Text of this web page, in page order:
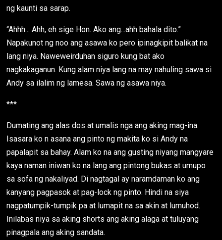
ng kaunti sa sarap.
“Ahhh... Ahh, eh sige Hon. Ako ang...ahh bahala dito.”
Napakunot ng noo ang asawa ko pero ipinagkipit balikat na
lang niya. Naweweirduhan siguro kung bat ako
nagkakaganun. Kung alam niya lang na may nahuling sawa si
Andy sa ilalim ng lamesa. Sawa ng asawa niya.
***
Dumating ang alas dos at umalis nga ang aking mag-ina.
Isasara ko n asana ang pinto ng makita ko si Andy na
papalapit sa bahay. Alam ko na ang gusting niyang mangyare
kaya naman iniwan ko na lang ang pintong bukas at umupo
sa sofa ng nakaliyad. Di nagtagal ay naramdaman ko ang
kanyang pagpasok at pag-lock ng pinto. Hindi na siya
nagpatumpik-tumpik pa at lumapit na sa akin at lumuhod.
Inilabas niya sa aking shorts ang aking alaga at tuluyang
pinagpala ang aking sandata.